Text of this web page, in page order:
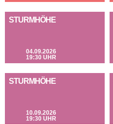
STURMHÖHE
04.09.2026
19:30 UHR
STURMHÖHE
10.09.2026
19:30 UHR